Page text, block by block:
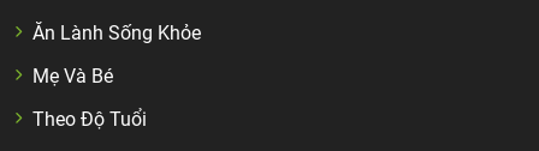
Ăn Lành Sống Khỏe
Mẹ Và Bé
Theo Độ Tuổi